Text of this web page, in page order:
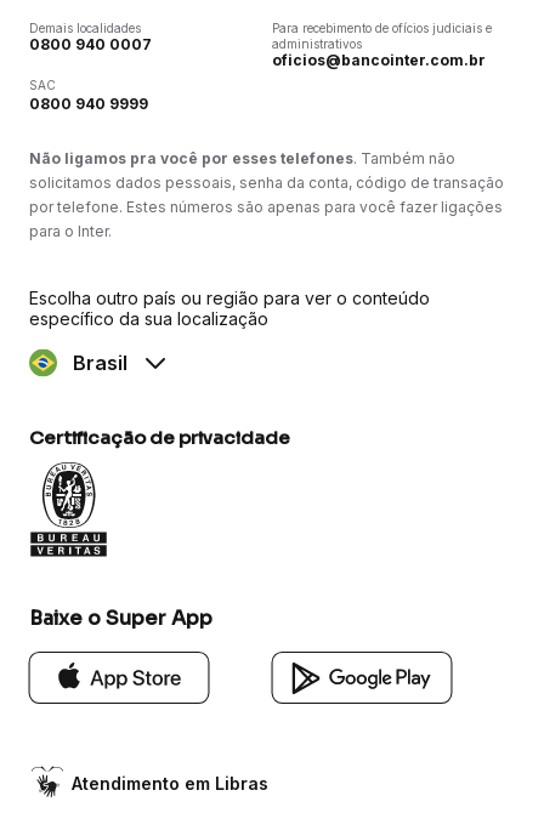
Demais localidades
0800 940 0007
SAC
0800 940 9999
Para recebimento de ofícios judiciais e
administrativos
oficios@bancointer.com.br
Não ligamos pra você por esses telefones. Também não
solicitamos dados pessoais, senha da conta, código de transação
por telefone. Estes números são apenas para você fazer ligações
para o Inter.
Escolha outro país ou região para ver o conteúdo
específico da sua localização
Brasil
Certificação de privacidade
Baixe o Super App
Atendimento em Libras